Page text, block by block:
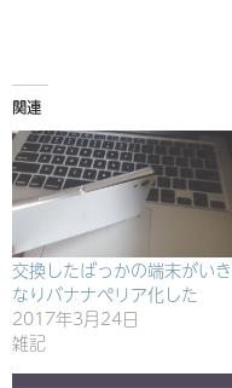
関連
交換したばっかの端末がいき
なりバナナペリア化した
2017年3月24日
雑記